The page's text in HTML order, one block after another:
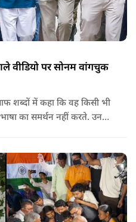
वीडियो पर सोनम वांगचुक
शब्दों में कहा कि वह किसी भी
का समर्थन नहीं करते. उनका